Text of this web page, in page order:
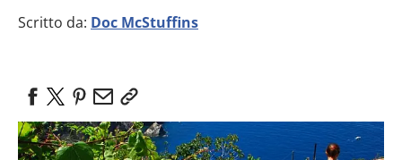
Scritto da: Doc McStuffins